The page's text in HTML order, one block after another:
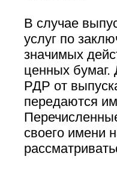
В случае
услуг по
значимых
ценных бумаг.
РДР от
передаются
своего имени